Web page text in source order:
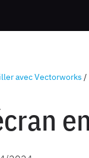
avec Vectorworks /